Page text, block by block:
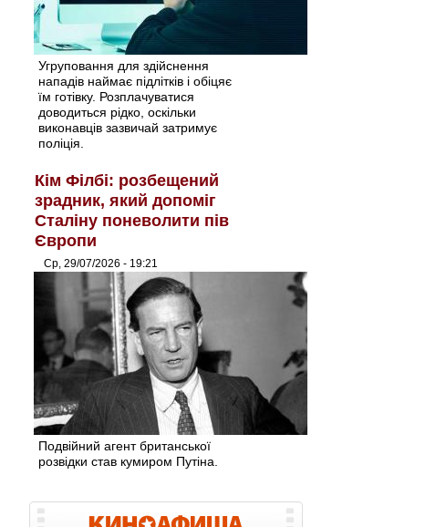
Угруповання для здійснення
нападів наймає підлітків і обіцяє
їм готівку. Розплачуватися
доводиться рідко, оскільки
виконавців зазвичай затримує
поліція.
Кім Філбі: розбещений
зрадник, який допоміг
Сталіну поневолити пів
Європи
Ср, 29/07/2026 - 19:21
Подвійний агент британської
розвідки став кумиром Путіна.